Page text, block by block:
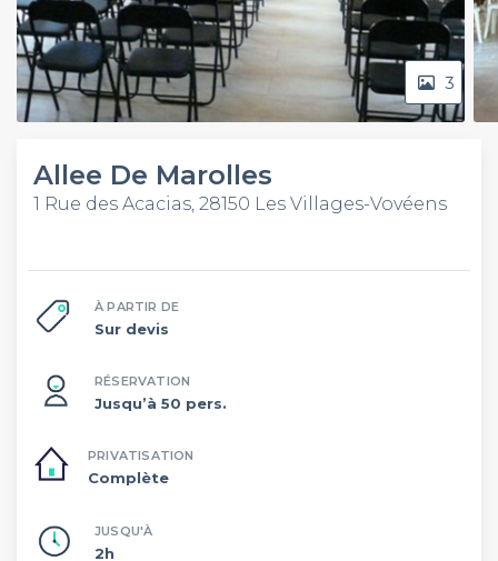
3
Allee De Marolles
1 Rue des Acacias, 28150 Les Villages-Vovéens
À PARTIR DE
Sur devis
RÉSERVATION
Jusqu’à 50 pers.
PRIVATISATION
Complète
JUSQU'À
2h